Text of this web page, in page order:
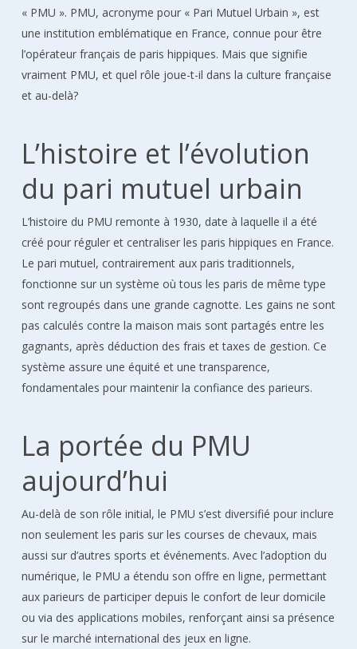
« PMU ». PMU, acronyme pour « Pari Mutuel Urbain », est
une institution emblématique en France, connue pour être
l’opérateur français de paris hippiques. Mais que signifie
vraiment PMU, et quel rôle joue-t-il dans la culture française
et au-delà?
L’histoire et l’évolution
du pari mutuel urbain
L’histoire du PMU remonte à 1930, date à laquelle il a été
créé pour réguler et centraliser les paris hippiques en France.
Le pari mutuel, contrairement aux paris traditionnels,
fonctionne sur un système où tous les paris de même type
sont regroupés dans une grande cagnotte. Les gains ne sont
pas calculés contre la maison mais sont partagés entre les
gagnants, après déduction des frais et taxes de gestion. Ce
système assure une équité et une transparence,
fondamentales pour maintenir la confiance des parieurs.
La portée du PMU
aujourd’hui
Au-delà de son rôle initial, le PMU s’est diversifié pour inclure
non seulement les paris sur les courses de chevaux, mais
aussi sur d’autres sports et événements. Avec l’adoption du
numérique, le PMU a étendu son offre en ligne, permettant
aux parieurs de participer depuis le confort de leur domicile
ou via des applications mobiles, renforçant ainsi sa présence
sur le marché international des jeux en ligne.